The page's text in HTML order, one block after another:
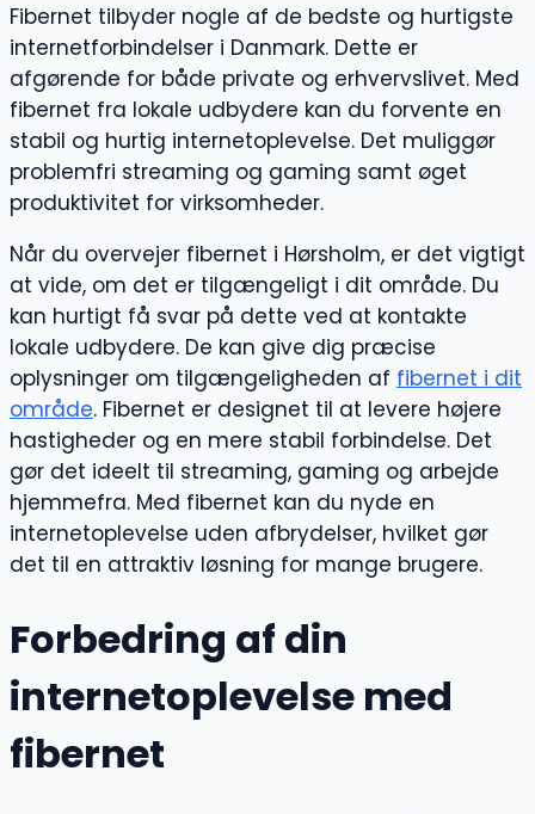
Fibernet tilbyder nogle af de bedste og hurtigste
internetforbindelser i Danmark. Dette er
afgørende for både private og erhvervslivet. Med
fibernet fra lokale udbydere kan du forvente en
stabil og hurtig internetoplevelse. Det muliggør
problemfri streaming og gaming samt øget
produktivitet for virksomheder.
Når du overvejer fibernet i Hørsholm, er det vigtigt
at vide, om det er tilgængeligt i dit område. Du
kan hurtigt få svar på dette ved at kontakte
lokale udbydere. De kan give dig præcise
oplysninger om tilgængeligheden af fibernet i dit
område. Fibernet er designet til at levere højere
hastigheder og en mere stabil forbindelse. Det
gør det ideelt til streaming, gaming og arbejde
hjemmefra. Med fibernet kan du nyde en
internetoplevelse uden afbrydelser, hvilket gør
det til en attraktiv løsning for mange brugere.
Forbedring af din
internetoplevelse med
fibernet